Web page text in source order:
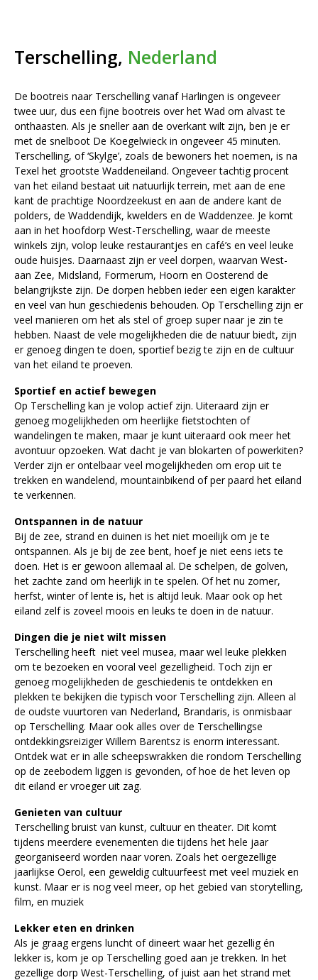
Terschelling, Nederland
De bootreis naar Terschelling vanaf Harlingen is ongeveer
twee uur, dus een fijne bootreis over het Wad om alvast te
onthaasten. Als je sneller aan de overkant wilt zijn, ben je er
met de snelboot De Koegelwieck in ongeveer 45 minuten.
Terschelling, of ‘Skylge’, zoals de bewoners het noemen, is na
Texel het grootste Waddeneiland. Ongeveer tachtig procent
van het eiland bestaat uit natuurlijk terrein, met aan de ene
kant de prachtige Noordzeekust en aan de andere kant de
polders, de Waddendijk, kwelders en de Waddenzee. Je komt
aan in het hoofdorp West-Terschelling, waar de meeste
winkels zijn, volop leuke restaurantjes en café’s en veel leuke
oude huisjes. Daarnaast zijn er veel dorpen, waarvan West-
aan Zee, Midsland, Formerum, Hoorn en Oosterend de
belangrijkste zijn. De dorpen hebben ieder een eigen karakter
en veel van hun geschiedenis behouden. Op Terschelling zijn er
veel manieren om het als stel of groep super naar je zin te
hebben. Naast de vele mogelijkheden die de natuur biedt, zijn
er genoeg dingen te doen, sportief bezig te zijn en de cultuur
van het eiland te proeven.
Sportief en actief bewegen
Op Terschelling kan je volop actief zijn. Uiteraard zijn er
genoeg mogelijkheden om heerlijke fietstochten of
wandelingen te maken, maar je kunt uiteraard ook meer het
avontuur opzoeken. Wat dacht je van blokarten of powerkiten?
Verder zijn er ontelbaar veel mogelijkheden om erop uit te
trekken en wandelend, mountainbikend of per paard het eiland
te verkennen.
Ontspannen in de natuur
Bij de zee, strand en duinen is het niet moeilijk om je te
ontspannen. Als je bij de zee bent, hoef je niet eens iets te
doen. Het is er gewoon allemaal al. De schelpen, de golven,
het zachte zand om heerlijk in te spelen. Of het nu zomer,
herfst, winter of lente is, het is altijd leuk. Maar ook op het
eiland zelf is zoveel moois en leuks te doen in de natuur.
Dingen die je niet wilt missen
Terschelling heeft niet veel musea, maar wel leuke plekken
om te bezoeken en vooral veel gezelligheid. Toch zijn er
genoeg mogelijkheden de geschiedenis te ontdekken en
plekken te bekijken die typisch voor Terschelling zijn. Alleen al
de oudste vuurtoren van Nederland, Brandaris, is onmisbaar
op Terschelling. Maar ook alles over de Terschellingse
ontdekkingsreiziger Willem Barentsz is enorm interessant.
Ontdek wat er in alle scheepswrakken die rondom Terschelling
op de zeebodem liggen is gevonden, of hoe de het leven op
dit eiland er vroeger uit zag.
Genieten van cultuur
Terschelling bruist van kunst, cultuur en theater. Dit komt
tijdens meerdere evenementen die tijdens het hele jaar
georganiseerd worden naar voren. Zoals het oergezellige
jaarlijkse Oerol, een geweldig cultuurfeest met veel muziek en
kunst. Maar er is nog veel meer, op het gebied van storytelling,
film, en muziek
Lekker eten en drinken
Als je graag ergens luncht of dineert waar het gezellig én
lekker is, kom je op Terschelling goed aan je trekken. In het
gezellige dorp West-Terschelling, of juist aan het strand met